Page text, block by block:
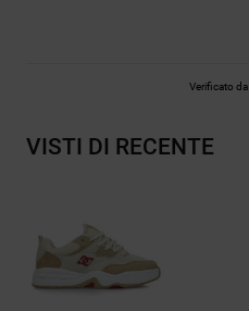
Verificato da
VISTI DI RECENTE